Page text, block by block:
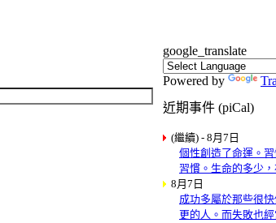
google_translate
Powered by
近期事件 (piCal)
(繼續) - 8月7日
個性創造了命運。
習慣。生命的多少
8月7日
成功多屬於那些很
更的人。而失敗也